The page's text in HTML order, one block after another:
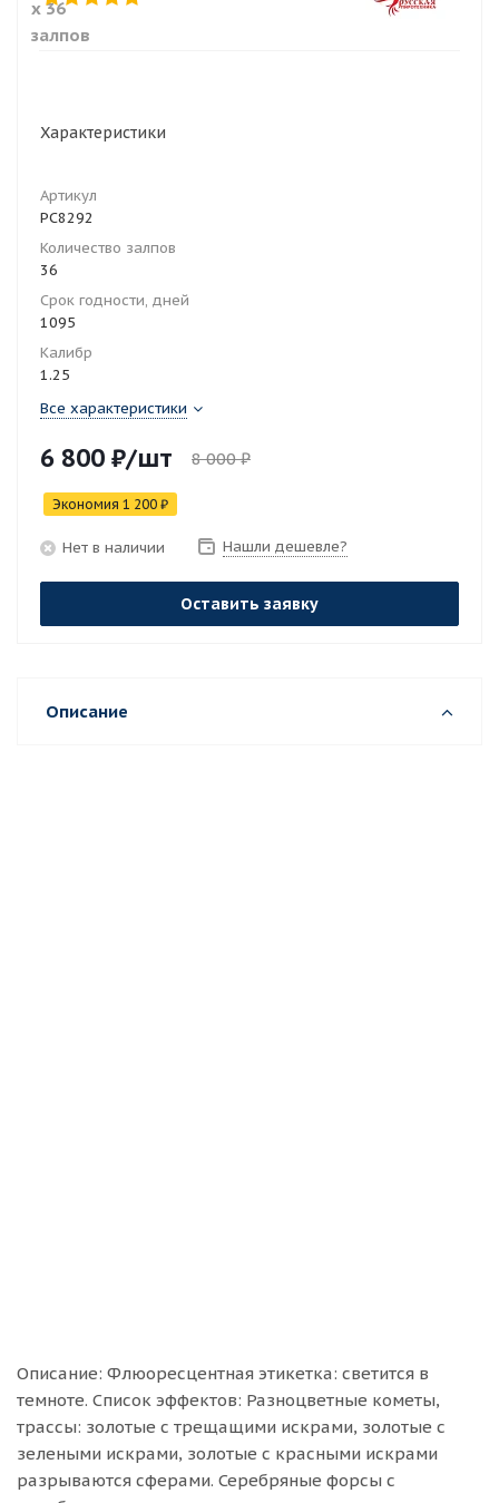
Характеристики
Артикул
РС8292
Количество залпов
36
Срок годности, дней
1095
Калибр
1.25
Все характеристики
6 800 ₽/шт 8 000₽
Экономия 1 200 ₽
Нет в наличии Нашли дешевле?
Оставить заявку
Описание
Описание: Флюоресцентная этикетка: светится в
темноте. Список эффектов: Разноцветные кометы,
трассы: золотые с трещащими искрами, золотые с
зелеными искрами, золотые с красными искрами
разрываются сферами. Серебряные форсы с